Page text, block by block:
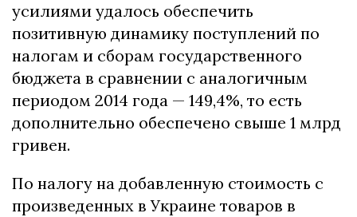
усилиями удалось обеспечить
позитивную динамику поступлений по
налогам и сборам государственного
бюджета в сравнении с аналогичным
периодом 2014 года — 149,4%, то есть
дополнительно обеспечено свыше 1 млрд
гривен.
По налогу на добавленную стоимость с
произведенных в Украине товаров в